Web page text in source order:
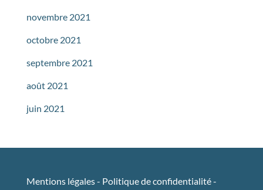
novembre 2021
octobre 2021
septembre 2021
août 2021
juin 2021
Mentions légales- Politique de confidentialité-